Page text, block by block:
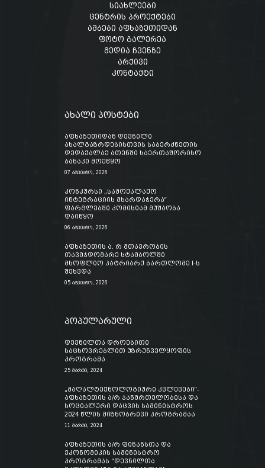
სიახლეები
ცენტრის პროექტები
ამბები აფხაზეთიდან
ფოტო გალერეა
მედია ჩვენზე
არქივი
კონტაქტი
ახალი პოსტები
აფხაზეთიდან დევნილი
ახალგაზრდებისთვის საბერძნეთის
დედაქალაქ ათენში საერთაშორისო
ბანაკი მოეწყო
07 აგვისტო, 2026
კონკურსი „სამოქალაქო
ინტეგრაციის მხარდაჭერა“
ფარგლებში კომისიამ მუშაობა
დაიწყო
06 აგვისტო, 2026
აფხაზეთის ა. რ მთავრობის
თავმჯდომარე სტამბოლში
მსოფლიო პატრიარქ ბართლომე I-ს
შეხვდა
05 აგვისტო, 2026
პოპულარული
დევნილთა დროებითი
საცხოვრებლით უზრუნველყოფის
პროგრამა
25 მარტი, 2024
„მაღალტექნოლოგიური კვლევები“-
აფხაზეთის ა/რ ჯანმრთელობისა და
სოციალური დაცვის სამინისტროს
2024 წლის მიზნობრივი პროგრამაა
11 მარტი, 2024
აფხაზეთის ა/რ ფინანსთა და
ეკონომიკის სამინისტრო
პროგრამას “დევნილთა